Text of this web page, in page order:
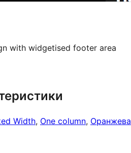
with widgetised footer area
Width, One column, Оранжева